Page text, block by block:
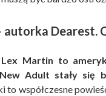
autorka Dearest.
Martin to
Adult stały się
to współczesne